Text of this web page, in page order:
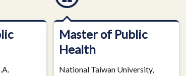
Master of Public
Health
National Taiwan University,